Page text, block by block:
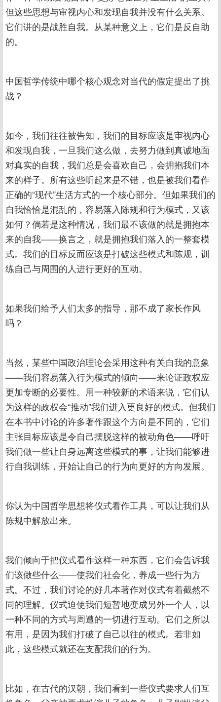
但这些思想与审视内心和发现自我并没有什么关系。
它们讲的是战胜自我。从某种意义上，它们是反自助
的。
中国哲学传统中哪个核心观念对当代的假定提出了挑
战？
如今，我们往往被告知，我们的目标应该是审视内心
和发现自我，一旦我们这么做，去努力做到真诚地面
对真实的自我，我们总是会喜欢自己，会拥抱我们本
来的样子。所有这些听起来是不错，也是被我们看作
正确的“现代”生活方式的一个核心部分。但如果我们的
自我恰恰是混乱的，容易落入陈规和行为模式，又该
如何？倘若是这种情况，我们最不该做的就是拥抱本
来的自我——换言之，就是拥抱我们落入的一整套模
式。我们的目标反而应该是打破这些模式和陈规，训
练自己与周围的人进行更好的互动。
如果我们给予人们太多的指导，那不成了家长作风
吗？
当然，某些中国政治理论会采用这种有关自我的意象
——我们容易落入行为模式的倾向——来论证政权应
更加专断的必要性。用一种较新的术语来说，它们认
为这样的政权会“推动”我们进入更良好的模式。但我们
在本书中讨论的许多著作跟这个方向是不同的，它们
主张目标应该是令自己摆脱这样的被动角色——呼吁
我们做一些让自身远离这些模式的事，让我们能够进
行自我训练，开始让自己的行为向更好的方向发展。
你认为中国哲学思想将仪式看作工具，可以让我们从
陈规中解放出来。
我们倾向于把仪式看作这样一种东西，它们会告诉我
们该做些什么——使我们社会化，养成一些行为方
式。不过，我们讨论的好几本著作对仪式有着截然不
同的理解。仪式迫使我们短暂地变成另外一个人，以
一种不同的方式与周遭的一切进行互动。它们之所以
有用，是因为我们打破了自己以往的模式。若非如
此，这些模式就还在支配我们的行为。
比如，在古代的汉朝，我们看到一些仪式要求人们互